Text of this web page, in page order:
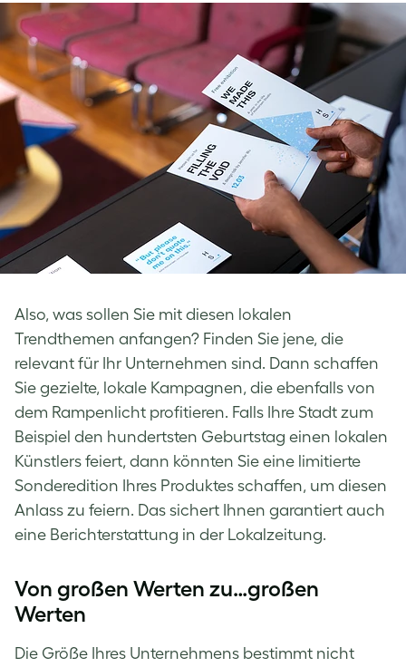
Also, was sollen Sie mit diesen lokalen
Trendthemen anfangen? Finden Sie jene, die
relevant für Ihr Unternehmen sind. Dann schaffen
Sie gezielte, lokale Kampagnen, die ebenfalls von
dem Rampenlicht profitieren. Falls Ihre Stadt zum
Beispiel den hundertsten Geburtstag einen lokalen
Künstlers feiert, dann könnten Sie eine limitierte
Sonderedition Ihres Produktes schaffen, um diesen
Anlass zu feiern. Das sichert Ihnen garantiert auch
eine Berichterstattung in der Lokalzeitung.
Von großen Werten zu…großen
Werten
Die Größe Ihres Unternehmens bestimmt nicht